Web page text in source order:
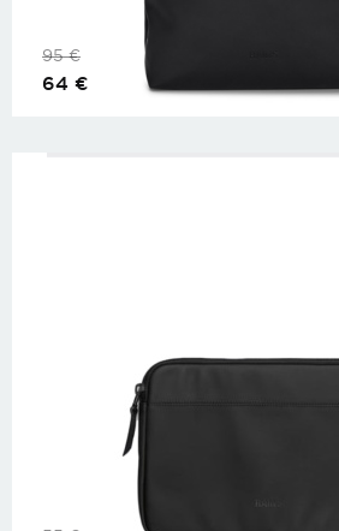
95€
64 €